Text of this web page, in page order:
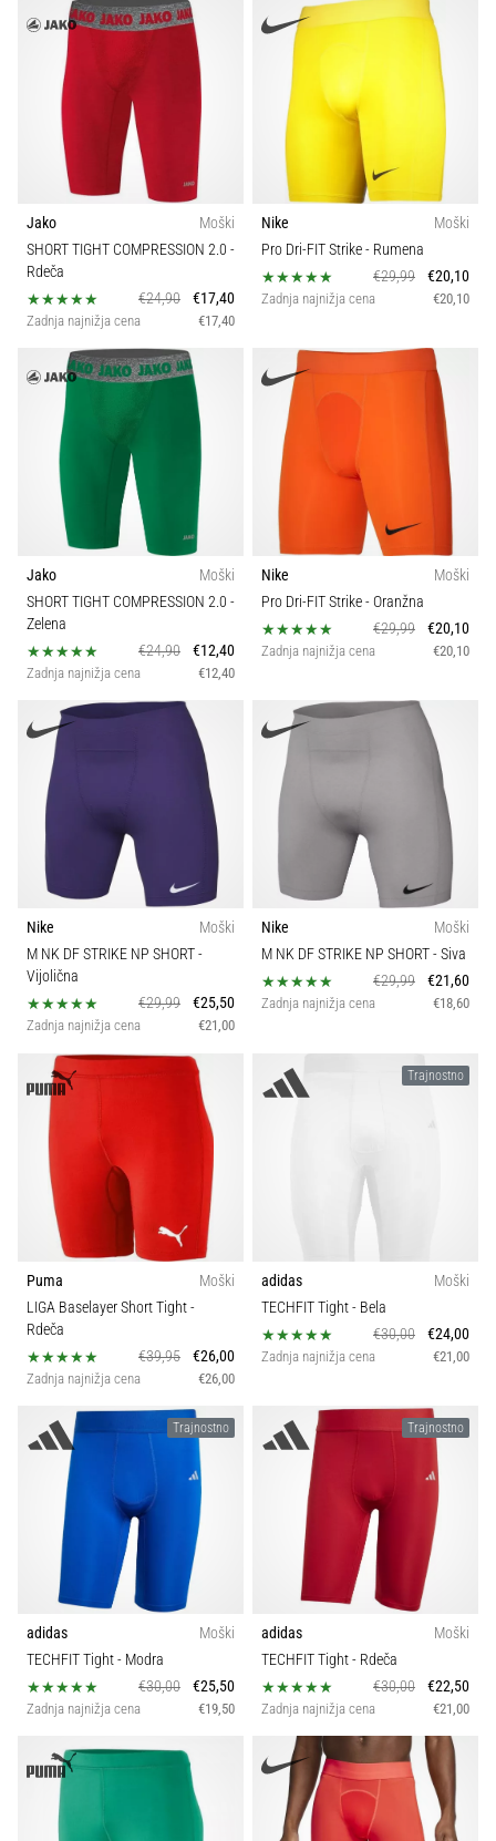
Jako
Moški
SHORT TIGHT COMPRESSION 2.0 -
Rdeča
€24,90
€17,40
Zadnja najnižja cena €17,40
Nike
Moški
Pro Dri-FIT Strike- Rumena
€29,99
€20,10
Zadnja najnižja cena €20,10
Jako
Moški
SHORT TIGHT COMPRESSION 2.0 -
Zelena
€24,90
€12,40
Zadnja najnižja cena €12,40
Nike
Moški
Pro Dri-FIT Strike- Oranžna
€29,99
€20,10
Zadnja najnižja cena €20,10
Nike
Moški
M NK DF STRIKE NP SHORT-
Vijolična
€29,99
€25,50
Zadnja najnižja cena €21,00
Nike
Moški
M NK DF STRIKE NP SHORT- Siva
€29,99
€21,60
Zadnja najnižja cena €18,60
Puma
Moški
LIGA Baselayer Short Tight-
Rdeča
€39,95
€26,00
Zadnja najnižja cena €26,00
Trajnostno
adidas
Moški
TECHFIT Tight- Bela
€30,00
€24,00
Zadnja najnižja cena €21,00
Trajnostno
adidas
Moški
TECHFIT Tight- Modra
€30,00
€25,50
Zadnja najnižja cena €19,50
Trajnostno
adidas
Moški
TECHFIT Tight- Rdeča
€30,00
€22,50
Zadnja najnižja cena €21,00